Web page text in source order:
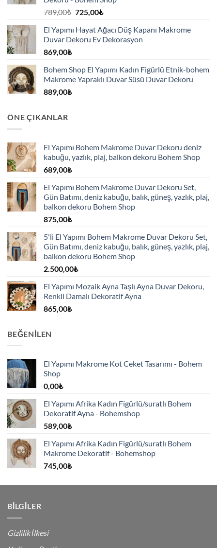
789,00₺ Orijinal
789,00₺.
725,00₺Şu
fiyat:
725,00₺.
El Yapımı Hayat Ağacı Düş Kapanı Makrome
Duvar Dekoru Ev Dekorasyon
869,00₺
Bohem Shop El Yapımı Kadın Figürlü Etnik-bohem
Makrome Yapraklı Duvar Süsü Duvar Dekoru
889,00₺
ÖNE ÇIKANLAR
El Yapımı Bohem Makrome Duvar Dekoru deniz
kabuğu, yazlık, plaj, balkon dekoru Bohem Shop
689,00₺
El Yapımı Bohem Makrome Duvar Dekoru Set,
Gün Batımı, deniz kabuğu, balık, güneş, yazlık, plaj,
balkon dekoru Bohem Shop
875,00₺
5'li El Yapımı Bohem Makrome Duvar Dekoru Set,
Gün Batımı, deniz kabuğu, balık, güneş, yazlık, plaj,
balkon dekoru Bohem Shop
2.500,00₺
El Yapımı Mozaik Ayna Taşlı Ayna Duvar Dekoru,
Renkli Damalı Dekoratif Ayna
865,00₺
BEĞENILEN
El Yapımı Makrome Kot Ceket Tasarımı - Bohem
Shop
0,00₺
El Yapımı Afrika Kadın Figürlü/suratlı Bohem
Dekoratif Ayna - Bohemshop
589,00₺
El Yapımı Afrika Kadın Figürlü/suratlı Bohem
Makrome Dekoratif - Bohemshop
745,00₺
BILGILER
Gizlilik İlkesi